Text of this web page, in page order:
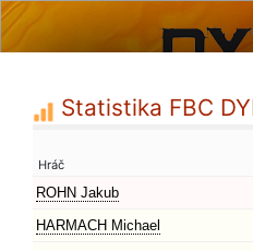
Statistika FBC
Hráč
ROHN Jakub
HARMACH Michael